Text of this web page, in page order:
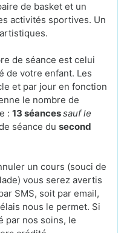
de basket et un
activités sportives. Un
de séance est celui
de votre enfant. Les
et par jour en fonction
le nombre de
: 13 séancessauf le
séance du second
un cours (souci de
vous serez avertis
SMS, soit par email,
nous le permet. Si
par nos soins, le